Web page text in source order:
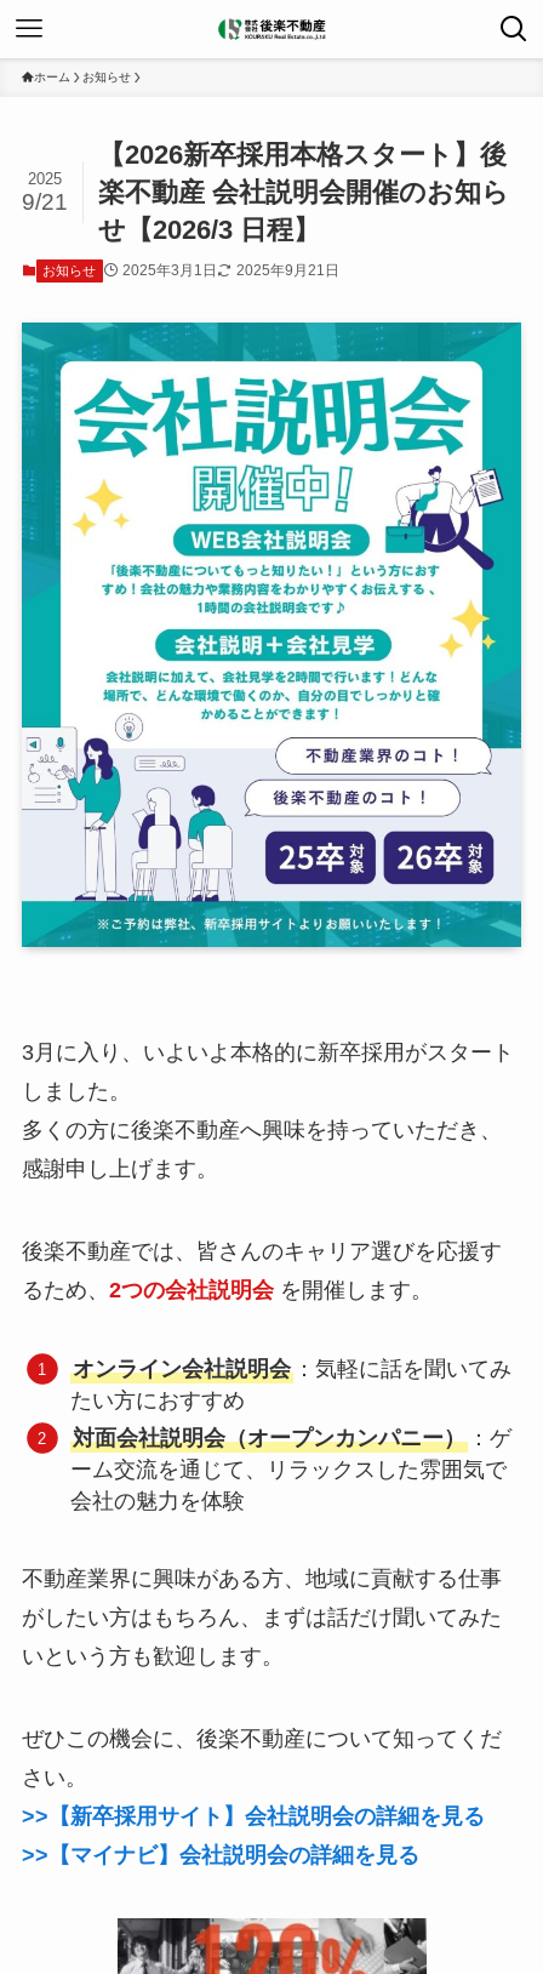
ホーム お知らせ
【2026新卒採用本格スタート】後
楽不動産 会社説明会開催のお知ら
せ【2026/3 日程】
2025
9/21
お知らせ 2025年3月1日 2025年9月21日
3月に入り、いよいよ本格的に新卒採用がスタート
しました。
多くの方に後楽不動産へ興味を持っていただき、
感謝申し上げます。
後楽不動産では、皆さんのキャリア選びを応援す
るため、 2つの会社説明会 を開催します。
オンライン会社説明会 ：気軽に話を聞いてみ
たい方におすすめ
対面会社説明会（オープンカンパニー） ：ゲ
ーム交流を通じて、リラックスした雰囲気で
会社の魅力を体験
不動産業界に興味がある方、地域に貢献する仕事
がしたい方はもちろん、まずは話だけ聞いてみた
いという方も歓迎します。
ぜひこの機会に、後楽不動産について知ってくだ
さい。
>>【新卒採用サイト】会社説明会の詳細を見る
>>【マイナビ】会社説明会の詳細を見る